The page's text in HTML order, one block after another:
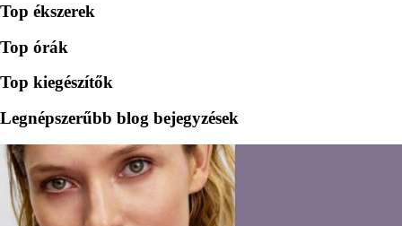
Top ékszerek
Top órák
Top kiegészítők
Legnépszerűbb blog bejegyzések